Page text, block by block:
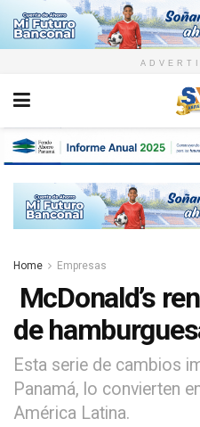
Home Empresas
McDonald’s
de
Esta serie de cambios
Panamá, lo convierten
América Latina.